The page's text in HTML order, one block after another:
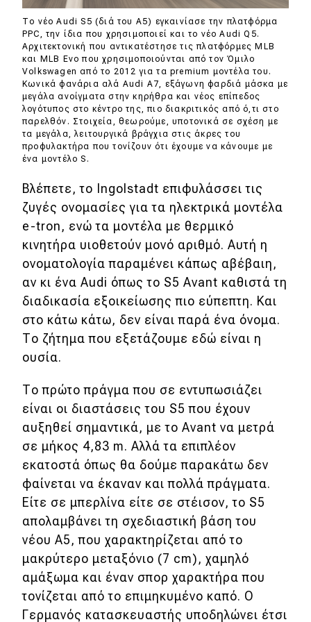
eDRIVE
DRIVE USED
Το νέο Audi S5 (διά του Α5) εγκαινίασε την πλατφόρμα
PPC, την ίδια που χρησιμοποιεί και το νέο Audi Q5.
Αρχιτεκτονική που αντικατέστησε τις πλατφόρμες MLB
και MLB Evo που χρησιμοποιούνται από τον Όμιλο
Volkswagen από το 2012 για τα premium μοντέλα του.
Κωνικά φανάρια αλά Audi A7, εξάγωνη φαρδιά μάσκα με
μεγάλα ανοίγματα στην κηρήθρα και νέος επίπεδος
λογότυπος στο κέντρο της, πιο διακριτικός από ό,τι στο
παρελθόν. Στοιχεία, θεωρούμε, υποτονικά σε σχέση με
τα μεγάλα, λειτουργικά βράγχια στις άκρες του
προφυλακτήρα που τονίζουν ότι έχουμε να κάνουμε με
ένα μοντέλο S.
Βλέπετε, το Ingolstadt επιφυλάσσει τις
ζυγές ονομασίες για τα ηλεκτρικά μοντέλα
e-tron, ενώ τα μοντέλα με θερμικό
κινητήρα υιοθετούν μονό αριθμό. Αυτή η
ονοματολογία παραμένει κάπως αβέβαιη,
αν κι ένα Audi όπως το S5 Avant καθιστά τη
διαδικασία εξοικείωσης πιο εύπεπτη. Και
στο κάτω κάτω, δεν είναι παρά ένα όνομα.
Το ζήτημα που εξετάζουμε εδώ είναι η
ουσία.
Το πρώτο πράγμα που σε εντυπωσιάζει
είναι οι διαστάσεις του S5 που έχουν
αυξηθεί σημαντικά, με το Avant να μετρά
σε μήκος 4,83 m. Αλλά τα επιπλέον
εκατοστά όπως θα δούμε παρακάτω δεν
φαίνεται να έκαναν και πολλά πράγματα.
Είτε σε μπερλίνα είτε σε στέισον, το S5
απολαμβάνει τη σχεδιαστική βάση του
νέου A5, που χαρακτηρίζεται από το
μακρύτερο μεταξόνιο (7 cm), χαμηλό
αμάξωμα και έναν σπορ χαρακτήρα που
τονίζεται από το επιμηκυμένο καπό. Ο
Γερμανός κατασκευαστής υποδηλώνει έτσι